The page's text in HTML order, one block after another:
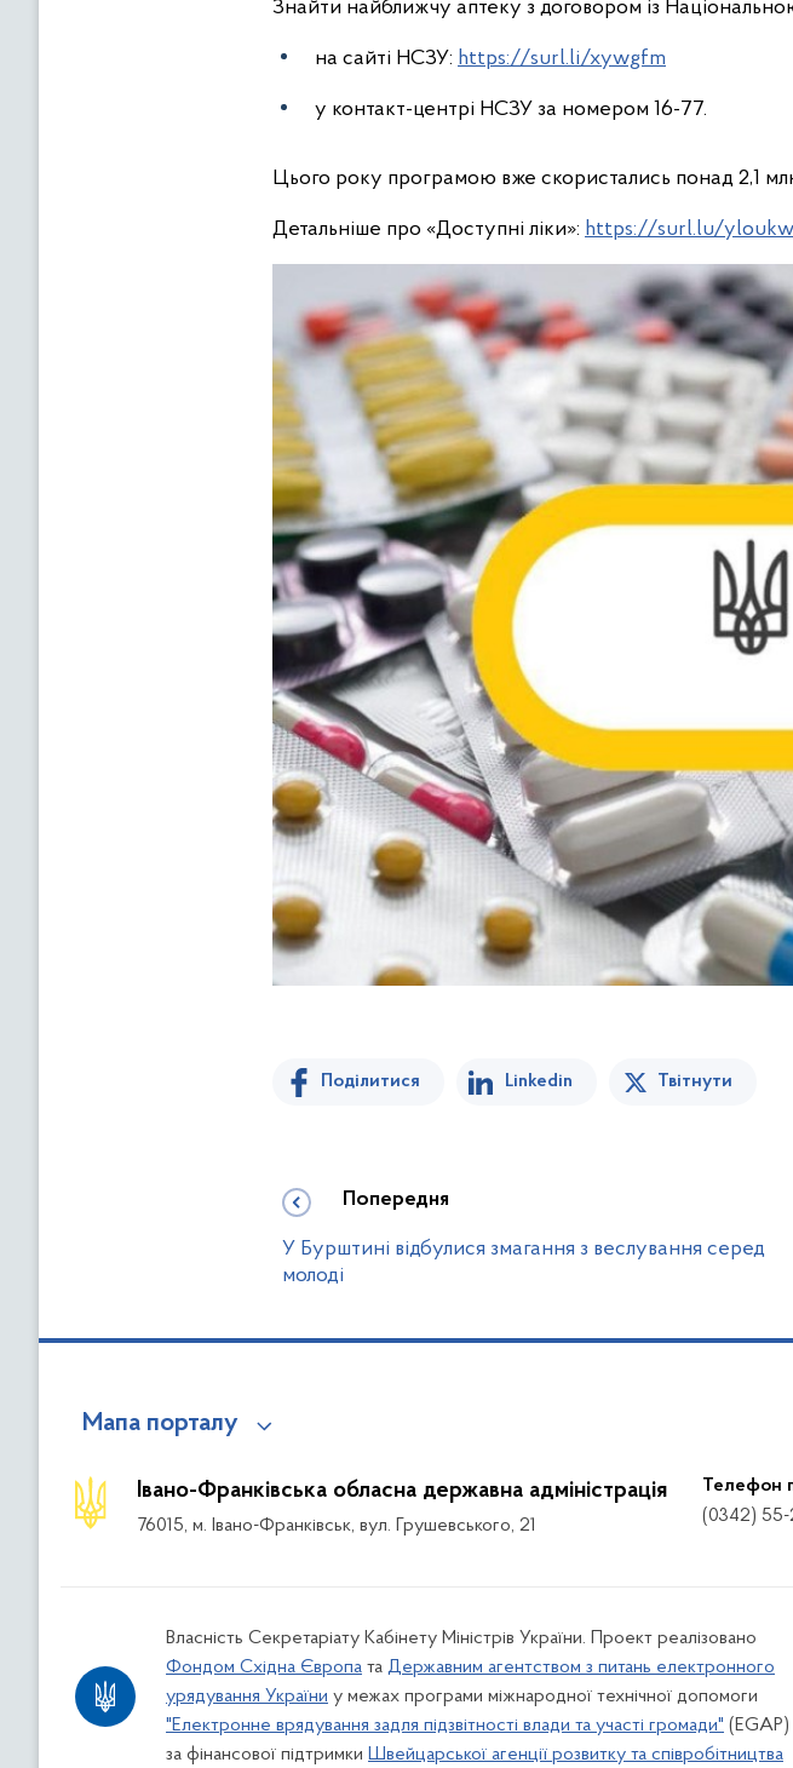
Знайти найближчу аптеку з договором із
на сайті НСЗУ: https://surl.li/xywgfm
у контакт-центрі НСЗУ за номером 16-77.
Цього року програмою вже скористались понад 2,1
Детальніше про «Доступні ліки»: https://surl.lu/yloukw
Поділитися Linkedin Твітнути
Попередня
У Бурштині відбулися змагання з веслування серед
молоді
Мапа порталу
Івано-Франківська обласна державна адміністрація
76015, м. Івано-Франківськ, вул. Грушевського, 21
Телефон
(0342) 55-
Власність Секретаріату Кабінету Міністрів України. Проект реалізовано
Фондом Східна Європа та Державним агентством з питань електронного
урядування України у межах програми міжнародної технічної допомоги
"Електронне врядування задля підзвітності влади та участі громади" (EGAP)
за фінансової підтримки Швейцарської агенції розвитку та співробітництва